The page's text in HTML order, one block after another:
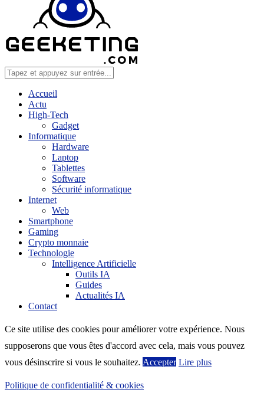
Accueil
Actu
High-Tech
Gadget
Informatique
Hardware
Laptop
Tablettes
Software
Sécurité informatique
Internet
Web
Smartphone
Gaming
Crypto monnaie
Technologie
Intelligence Artificielle
Outils IA
Guides
Actualités IA
Contact
Ce site utilise des cookies pour améliorer votre expérience. Nous
supposerons que vous êtes d'accord avec cela, mais vous pouvez
vous désinscrire si vous le souhaitez. Accepter Lire plus
Politique de confidentialité & cookies